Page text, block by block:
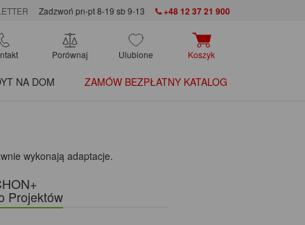
Zadzwoń pn-pt 8-19 sb 9-13 +48 12 37 21 900
Porównaj Ulubione Koszyk
NA DOM ZAMÓW BEZPŁATNY KATALOG
wykonają adaptacje.
Projektów